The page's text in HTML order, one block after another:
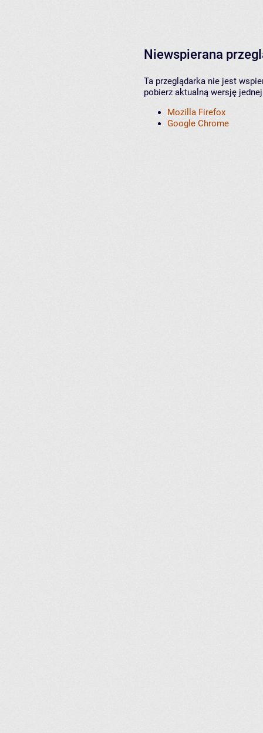
Niewspierana
Ta przeglądarka nie jest
pobierz aktualną wersję
Mozilla Firefox
Google Chrome